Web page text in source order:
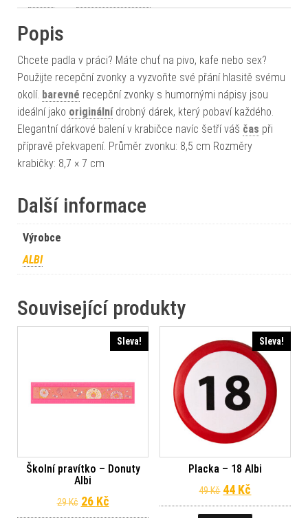
Popis
Chcete padla v práci? Máte chuť na pivo, kafe nebo sex?
Použijte recepční zvonky a vyzvoňte své přání hlasitě svému
okolí. barevné recepční zvonky s humornými nápisy jsou
ideální jako originálnídrobný dárek, který pobaví každého.
Elegantní dárkové balení v krabičce navíc šetří váš čas při
přípravě překvapení. Průměr zvonku: 8,5 cm Rozměry
krabičky: 8,7 × 7 cm
Další informace
Výrobce
ALBI
Související produkty
Sleva!
Školní pravítko – Donuty
Albi
29Kč Původní cena byla: 29 Kč.
26 KčAktuální cena je: 26 Kč.
Sleva!
Placka – 18 Albi
49Kč Původní cena
44 Kč